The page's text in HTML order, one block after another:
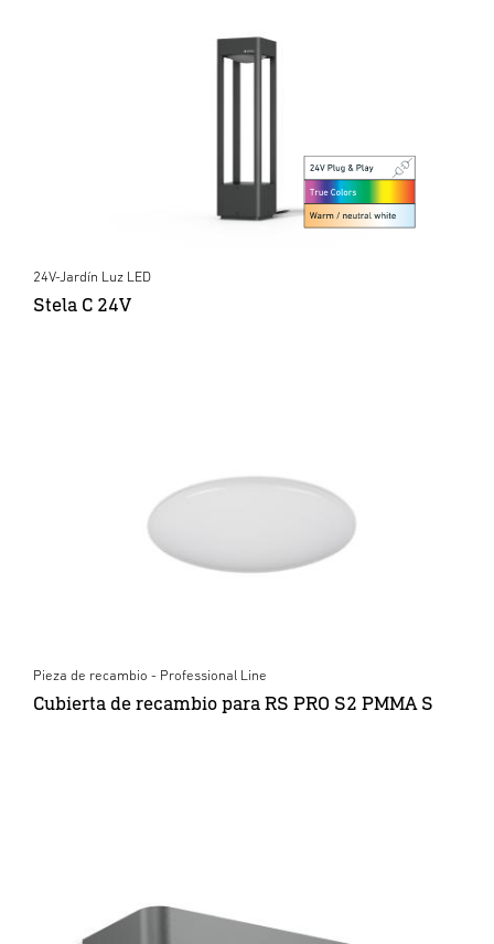
24V-Jardín Luz LED
Stela C 24V
Pieza de recambio - Professional Line
Cubierta de recambio para RS PRO S2 PMMA S